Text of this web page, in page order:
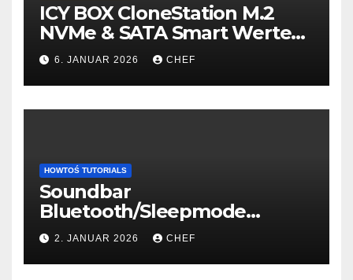
ICY BOX CloneStation M.2
NVMe & SATA Smart Werte
auslesen – so gehts!
6. JANUAR 2026 CHEF
HOWTOŚ TUTORIALS
Soundbar
Bluetooth/Sleepmode
connection fix
2. JANUAR 2026 CHEF